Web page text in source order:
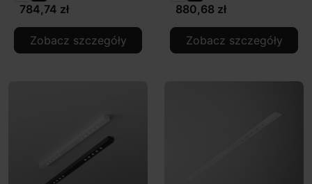
784,74 zł
Zobacz szczegóły
880,68 zł
Zobacz szczegóły